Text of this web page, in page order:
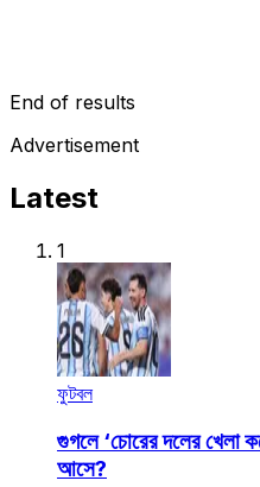
End of results
Advertisement
Latest
1
ফুটবল
গুগলে ‘চোরের দলের খেলা
আসে?